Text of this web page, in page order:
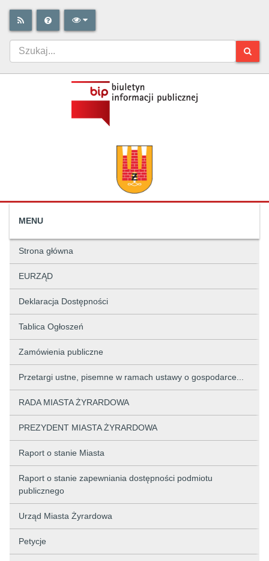
MENU
Strona główna
EURZĄD
Deklaracja Dostępności
Tablica Ogłoszeń
Zamówienia publiczne
Przetargi ustne, pisemne w ramach ustawy o gospodarce...
RADA MIASTA ŻYRARDOWA
PREZYDENT MIASTA ŻYRARDOWA
Raport o stanie Miasta
Raport o stanie zapewniania dostępności podmiotu
publicznego
Urząd Miasta Żyrardowa
Petycje